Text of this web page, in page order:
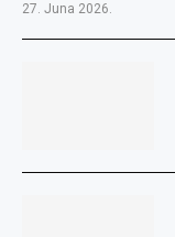
27. Juna 2026.